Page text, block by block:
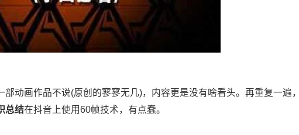
动画作品不说(原创的寥寥无几)，内容更是没有啥看头。再重复一遍
总结在抖音上使用60帧技术，有点蠢。